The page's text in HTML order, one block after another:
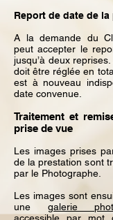
Report de date de
A la demande du
peut accepter le
jusqu’à deux
doit être réglée en
est à nouveau
date convenue.
Traitement et
prise de vue
Les images prises
de la prestation sont
par le Photographe.
Les images sont
une galerie